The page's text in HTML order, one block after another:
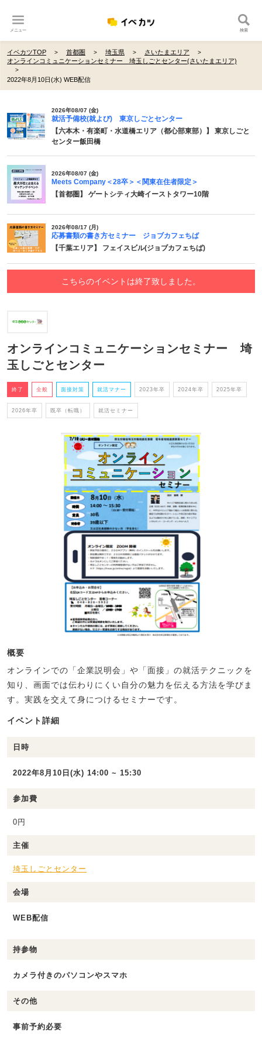
メニュー 検索
イベカツTOP 首都圏 埼玉県
さいたまエリア
オンラインコミュニケーションセミナー 埼玉しごとセンター(さいたまエリア)
2022年8月10日(水) WEB配信
2026年08/07 (金)
就活予備校(就よび) 東京しごとセンター
【六本木・有楽町・水道橋エリア（都心部東部）】 東京しごと
センター飯田橋
2026年08/07 (金)
Meets Company＜28卒＞＜関東在住者限定＞
【首都圏】 ゲートシティ大崎イーストタワー10階
2026年08/17 (月)
応募書類の書き方セミナー ジョブカフェちば
【千葉エリア】 フェイスビル(ジョブカフェちば)
こちらのイベントは終了致しました。
オンラインコミュニケーションセミナー 埼
玉しごとセンター
終了 全般 面接対策 就活マナー 2023年卒 2024年卒 2025年卒
2026年卒 既卒（転職） 就活セミナー
概要
オンラインでの「企業説明会」や「面接」の就活テクニックを
知り、画面では伝わりにくい自分の魅力を伝える方法を学びま
す。実践を交えて身につけるセミナーです。
イベント詳細
日時
2022年8月10日(水) 14:00 ~ 15:30
参加費
0円
主催
埼玉しごとセンター
会場
WEB配信
持参物
カメラ付きのパソコンやスマホ
その他
事前予約必要